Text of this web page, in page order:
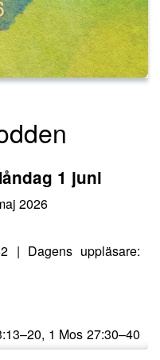
1 juni
2026
| Dagens uppläsare:
1 Mos 27:30–40